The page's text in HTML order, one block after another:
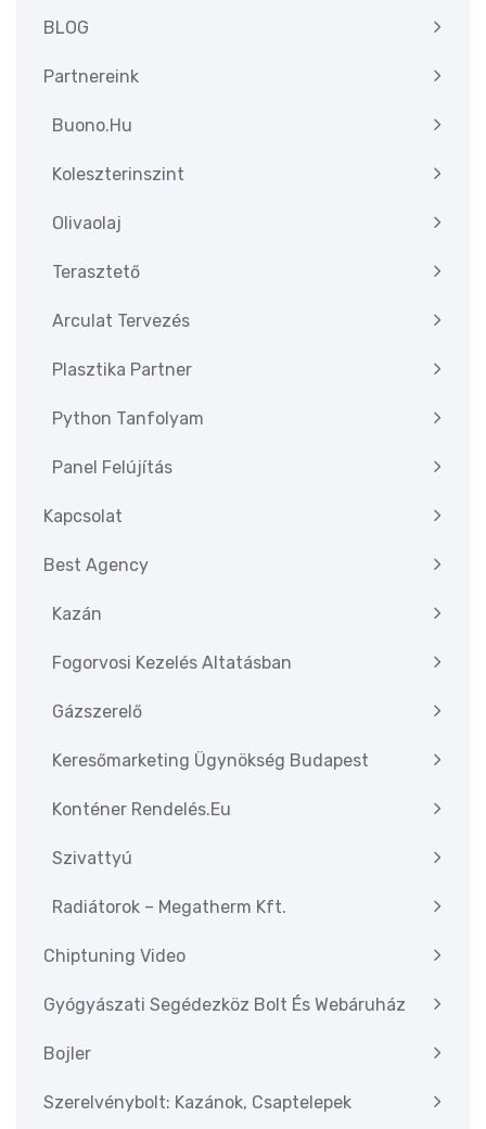
BLOG
Partnereink
Buono.hu
Koleszterinszint
Olivaolaj
Terasztető
Arculat Tervezés
Plasztika Partner
Python Tanfolyam
Panel Felújítás
Kapcsolat
Best Agency
Kazán
Fogorvosi Kezelés Altatásban
Gázszerelő
Keresőmarketing Ügynökség Budapest
Konténer Rendelés.eu
Szivattyú
Radiátorok – Megatherm Kft.
Chiptuning Video
Gyógyászati Segédezköz Bolt És Webáruház
Bojler
Szerelvénybolt: Kazánok, Csaptelepek